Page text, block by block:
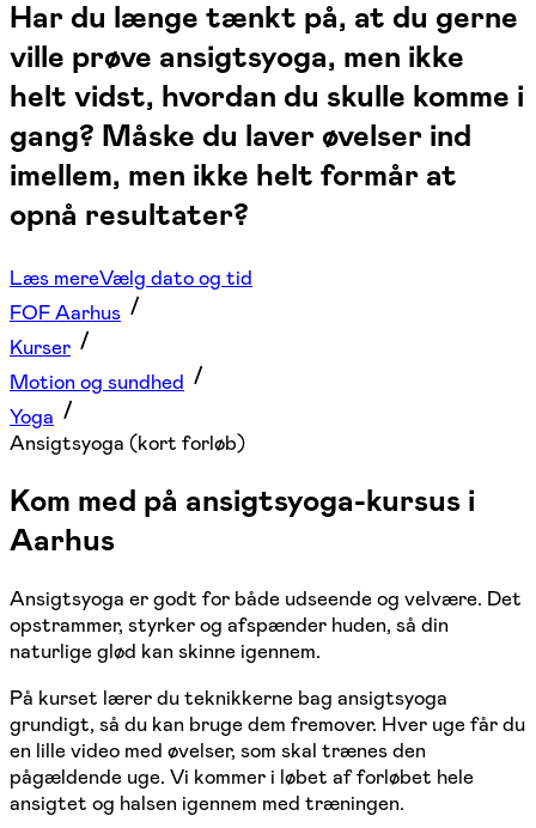
Har du længe tænkt på, at du gerne
ville prøve ansigtsyoga, men ikke
helt vidst, hvordan du skulle komme i
gang? Måske du laver øvelser ind
imellem, men ikke helt formår at
opnå resultater?
Læs mereVælg dato og tid
FOF Aarhus
Kurser
Motion og sundhed
Yoga
Ansigtsyoga (kort forløb)
Kom med på ansigtsyoga-kursus i
Aarhus
Ansigtsyoga er godt for både udseende og velvære. Det
opstrammer, styrker og afspænder huden, så din
naturlige glød kan skinne igennem.
På kurset lærer du teknikkerne bag ansigtsyoga
grundigt, så du kan bruge dem fremover. Hver uge får du
en lille video med øvelser, som skal trænes den
pågældende uge. Vi kommer i løbet af forløbet hele
ansigtet og halsen igennem med træningen.